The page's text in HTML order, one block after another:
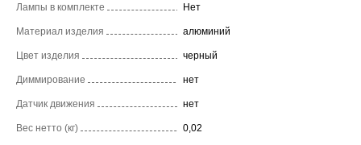
Лампы в комплекте Нет
Материал изделия алюминий
Цвет изделия черный
Диммирование нет
Датчик движения нет
Вес нетто (кг) 0,02